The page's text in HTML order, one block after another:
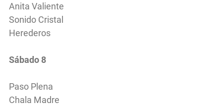
Anita Valiente
Sonido Cristal
Herederos
Sábado 8
Paso Plena
Chala Madre